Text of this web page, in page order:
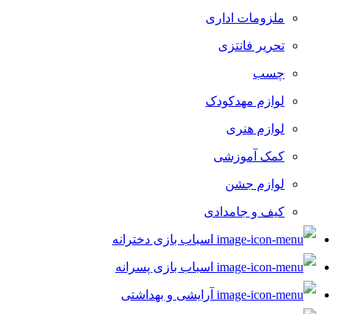
ملزومات اداری
تحریر فانتزی
چسب
لوازم مهدکودک
لوازم هنری
کمک آموزشی
لوازم جشن
کیف و جامدادی
اسباب بازی دخترانه
اسباب بازی پسرانه
آرایشی و بهداشتی